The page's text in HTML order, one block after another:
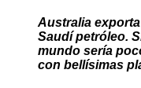
Australia
Saudí petróleo.
mundo sería
con bellísimas